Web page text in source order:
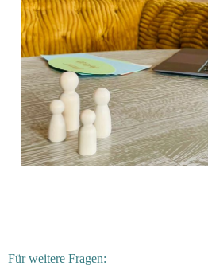
Für weitere Fragen: